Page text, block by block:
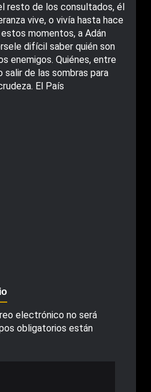
resto de los consultados, él
vive, o vivía hasta hace
estos momentos, a Adán
difícil saber quién son
enemigos. Quiénes, entre
salir de las sombras para
El País
electrónico no será
obligatorios están